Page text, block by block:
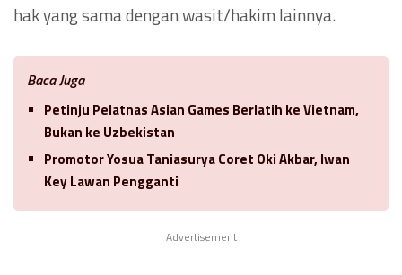
hak yang sama dengan wasit/hakim lainnya.
Baca Juga
Petinju Pelatnas Asian Games Berlatih ke Vietnam,
Bukan ke Uzbekistan
Promotor Yosua Taniasurya Coret Oki Akbar, Iwan
Key Lawan Pengganti
Advertisement